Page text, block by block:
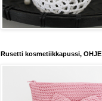
Rusetti kosmetiikkapussi, OHJE